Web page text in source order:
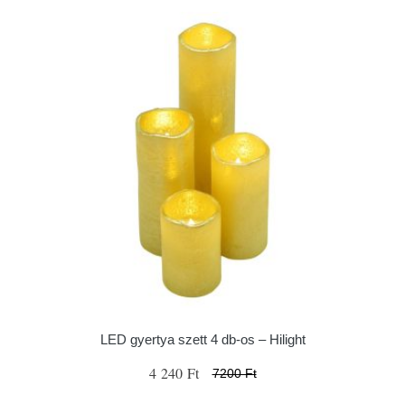
LED gyertya szett 4 db-os – Hilight
4 240 Ft 7200 Ft